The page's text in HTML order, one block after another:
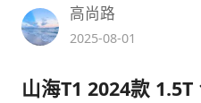
点： 1️⃣ 外形真的帅！
硬朗，但又不像传统硬
大灯+双色轮圈，完美
2️⃣ 内饰惊艳到我！一
高尚路
2025-08-01
山海T1 2024款